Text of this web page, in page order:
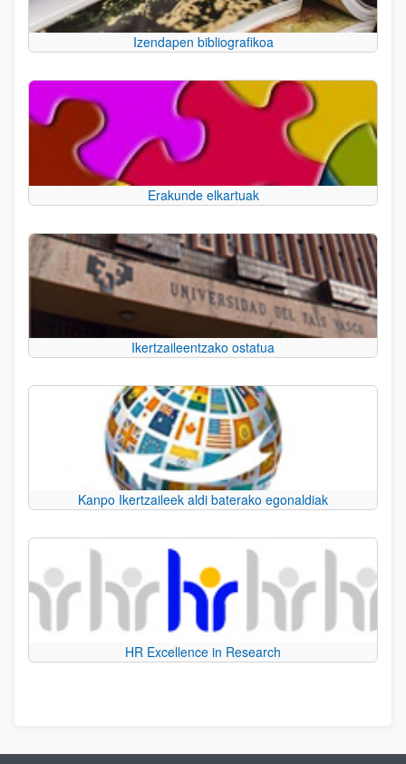
Izendapen bibliografikoa
Erakunde elkartuak
Ikertzaileentzako ostatua
Kanpo Ikertzaileek aldi baterako egonaldiak
HR Excellence in Research